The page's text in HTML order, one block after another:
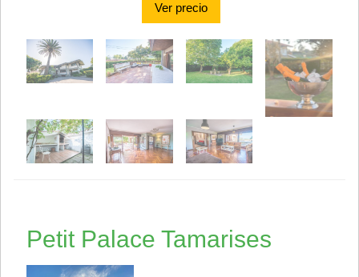
Ver precio
Petit Palace Tamarises